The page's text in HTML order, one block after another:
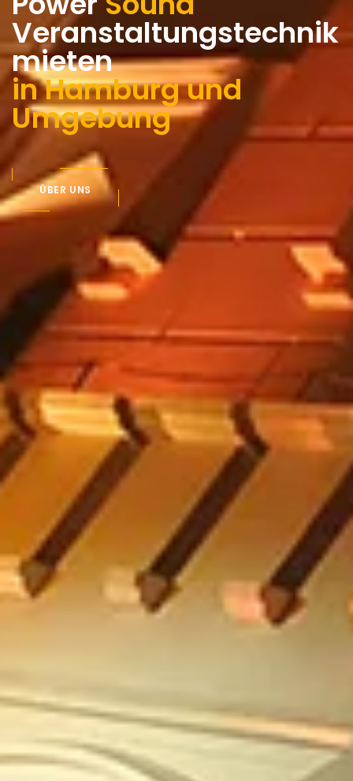
Veranstaltungstechnik
mieten
in Hamburg und
Umgebung
ÜBER UNS